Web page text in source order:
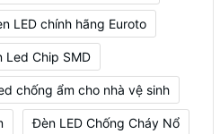
LED chính hãng Euroto
Led Chip SMD
chống ẩm cho nhà vệ sinh
Đèn LED Chống Cháy Nổ